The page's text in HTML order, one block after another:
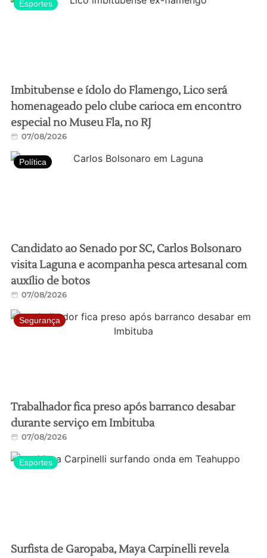
Esportes
Imbitubense e ídolo do Flamengo, Lico será
homenageado pelo clube carioca em encontro
especial no Museu Fla, no RJ
07/08/2026
Política
Candidato ao Senado por SC, Carlos Bolsonaro
visita Laguna e acompanha pesca artesanal com
auxílio de botos
07/08/2026
Segurança
Trabalhador fica preso após barranco desabar
durante serviço em Imbituba
07/08/2026
Esportes
Surfista de Garopaba, Maya Carpinelli revela